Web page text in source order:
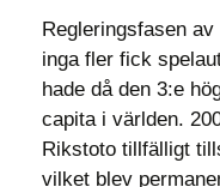
Regleringsfasen
inga fler fick
hade då den 3:e
capita i världen.
Rikstoto tillfälligt
vilket blev